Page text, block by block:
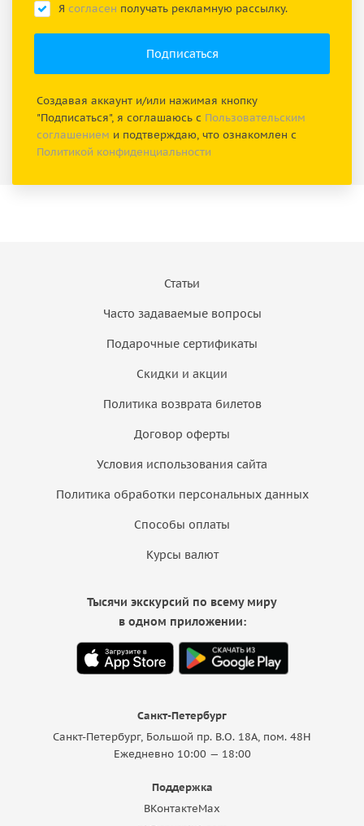
Я согласен получать рекламную рассылку.
Создавая аккаунт и/или нажимая кнопку
"Подписаться", я соглашаюсь с Пользовательским
соглашением и подтверждаю, что ознакомлен с
Политикой конфиденциальности
Статьи
Часто задаваемые вопросы
Подарочные сертификаты
Скидки и акции
Политика возврата билетов
Договор оферты
Условия использования сайта
Политика обработки персональных данных
Способы оплаты
Курсы валют
Санкт-Петербург
Санкт-Петербург, Большой пр. В.О. 18A, пом. 48Н
Ежедневно 10:00 — 18:00
Поддержка
ВКонтактеMax
Тысячи экскурсий по всему миру
в одном приложении: